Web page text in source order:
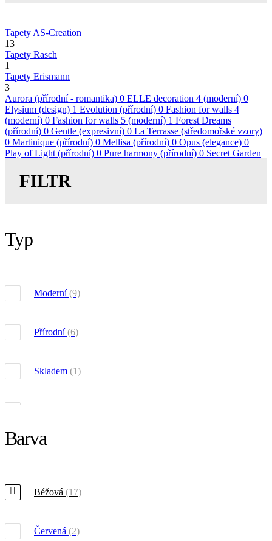
Tapety AS-Creation
13
Tapety Rasch
1
Tapety Erismann
3
Aurora (přírodní - romantika) 0 ELLE decoration 4 (moderní) 0
Elysium (design) 1 Evolution (přírodní) 0 Fashion for walls 4
(moderní) 0 Fashion for walls 5 (moderní) 1 Forest Dreams
(přírodní) 0 Gentle (expresivní) 0 La Terrasse (středomořské vzory)
0 Martinique (přírodní) 0 Mellisa (přírodní) 0 Opus (elegance) 0
Play of Light (přírodní) 0 Pure harmony (přírodní) 0 Secret Garden
FILTR
Typ
Moderní(9)
Přírodní(6)
Skladem (1)
Barva
Béžová (17)
Červená (2)